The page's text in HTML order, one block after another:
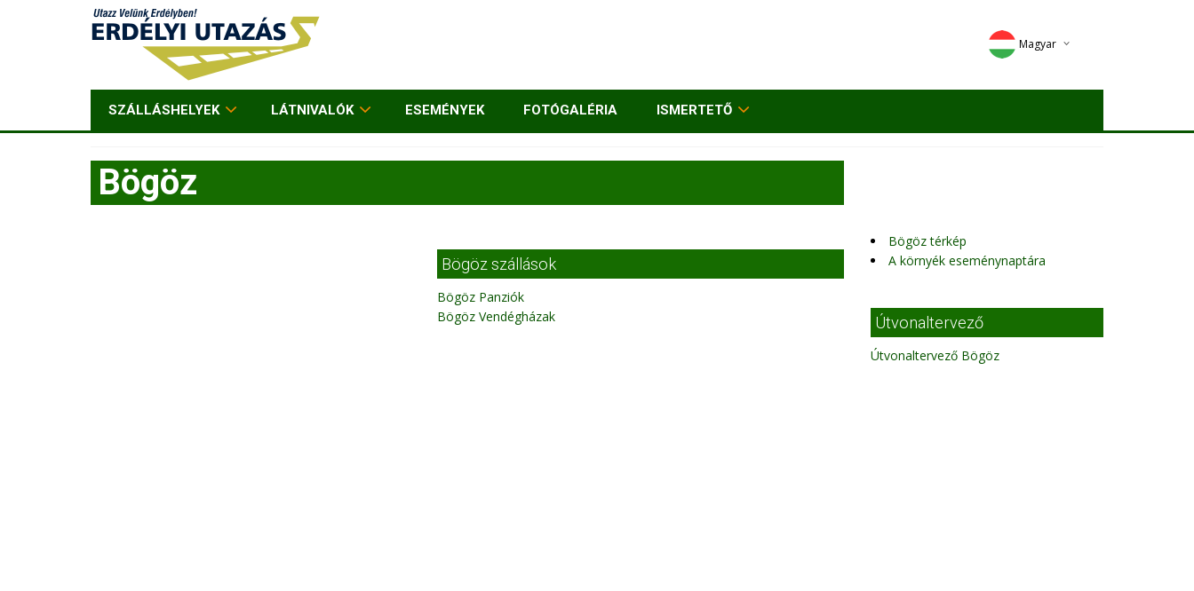
Magyar
Deutsch
SZÁLLÁSHELYEK LÁTNIVALÓK ESEMÉNYEK FOTÓGALÉRIA ISMERTETŐ
Bögöz
Bögöz szállások
Bögöz Panziók
Bögöz Vendégházak
Bögöz térkép
A környék eseménynaptára
Útvonaltervező
Útvonaltervező Bögöz